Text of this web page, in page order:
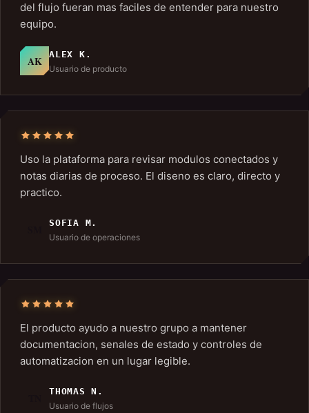
del flujo fueran mas faciles de entender para nuestro
equipo.
AK
ALEX K.
Usuario de producto
Uso la plataforma para revisar modulos conectados y
notas diarias de proceso. El diseno es claro, directo y
practico.
SOFIA M.
Usuario de operaciones
El producto ayudo a nuestro grupo a mantener
documentacion, senales de estado y controles de
automatizacion en un lugar legible.
THOMAS N.
Usuario de flujos